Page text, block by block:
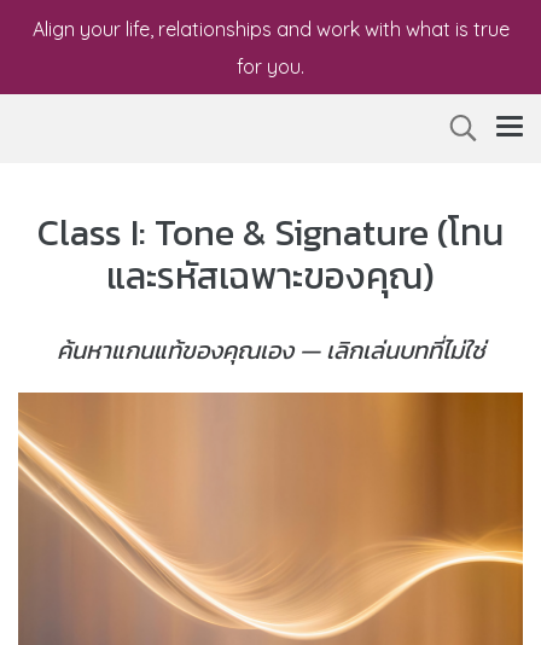
Align your life, relationships and work with what is true
for you.
Class I: Tone & Signature (โทน
และรหัสเฉพาะของคุณ)
ค้นหาแกนแท้ของคุณเอง — เลิกเล่นบทที่ไม่ใช่